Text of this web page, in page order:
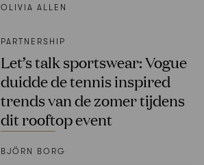
OLIVIA ALLEN
PARTNERSHIP
Let’s talk sportswear: Vogue
duidde de tennis inspired
trends van de zomer tijdens
dit rooftop event
BJÖRN BORG